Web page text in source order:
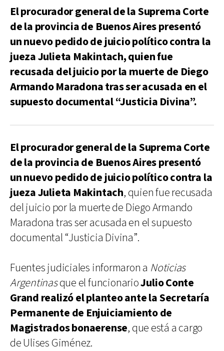
El procurador general de la Suprema Corte
de la provincia de Buenos Aires presentó
un nuevo pedido de juicio político contra la
jueza Julieta Makintach, quien fue
recusada del juicio por la muerte de Diego
Armando Maradona tras ser acusada en el
supuesto documental “Justicia Divina”.
El procurador general de la Suprema Corte
de la provincia de Buenos Aires presentó
un nuevo pedido de juicio político contra la
jueza Julieta Makintach, quien fue recusada
del juicio por la muerte de Diego Armando
Maradona tras ser acusada en el supuesto
documental “Justicia Divina”.
Fuentes judiciales informaron a Noticias
Argentinasque el funcionarioJulio Conte
Grand realizó el planteo ante la Secretaría
Permanente de Enjuiciamiento de
Magistrados bonaerense, que está a cargo
de Ulises Giménez.